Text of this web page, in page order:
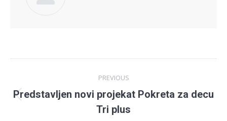
navigation
PREVIOUS
Previous
post:
Predstavljen novi projekat Pokreta za decu
Tri plus